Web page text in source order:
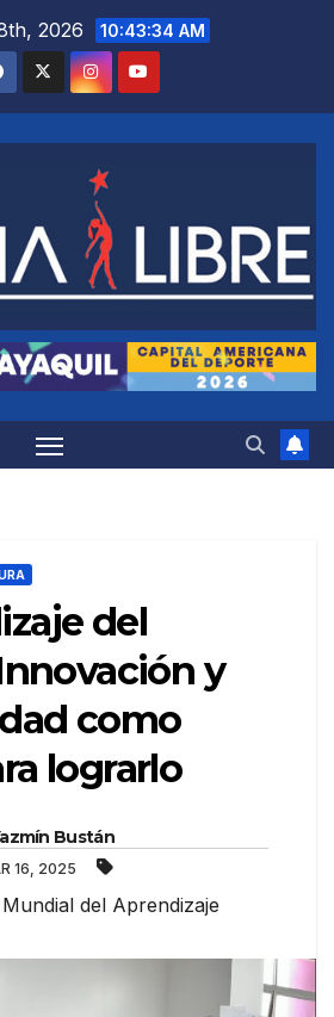
2026 10:43:35 AM
del
y
como
lograrlo
Bustán
16, 2025
del Aprendizaje